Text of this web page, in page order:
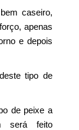
caseiro,
apenas
e depois
tipo de
de peixe a
será feito